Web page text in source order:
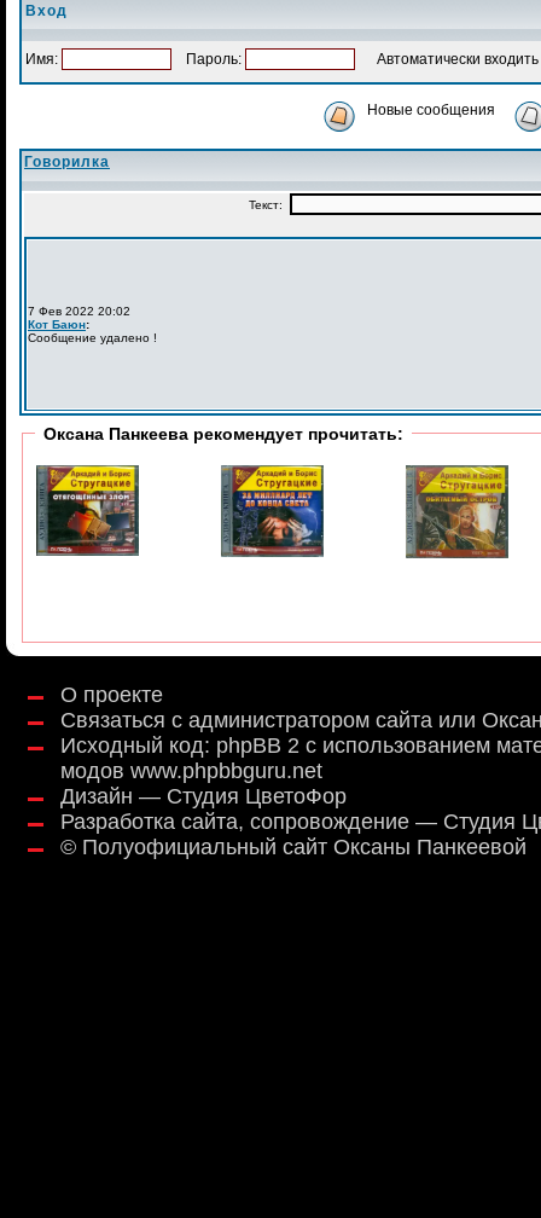
Вход
Имя: Пароль: Автоматически
Новые сообщения
Говорилка
Оксана Панкеева рекомендует прочитать:
О проекте
Связаться с администратором сайта или
Исходный код: phpBB 2 с использованием
модов www.phpbbguru.net
Дизайн — Студия ЦветоФор
Разработка сайта, сопровождение — Студия
© Полуофициальный сайт Оксаны Панкеевой